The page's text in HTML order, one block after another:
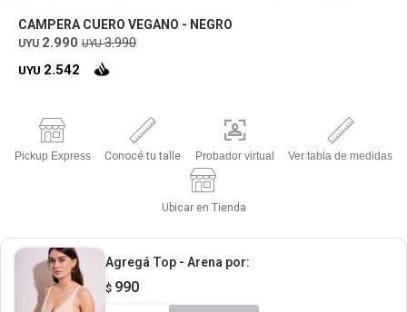
CAMPERA CUERO VEGANO - NEGRO
UYU 2.990 UYU 3.990
UYU 2.542
Pickup Express Conocé tu talle Probador virtual Ver tabla de medidas
Ubicar en Tienda
Agregá Top - Arena por:
$ 990